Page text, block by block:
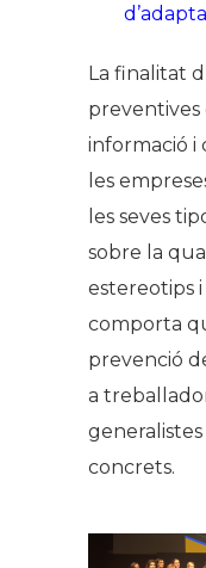
La finalitat
preventives
informació
les
les seves
sobre la
estereotips
comporta
prevenció
a
concrets.